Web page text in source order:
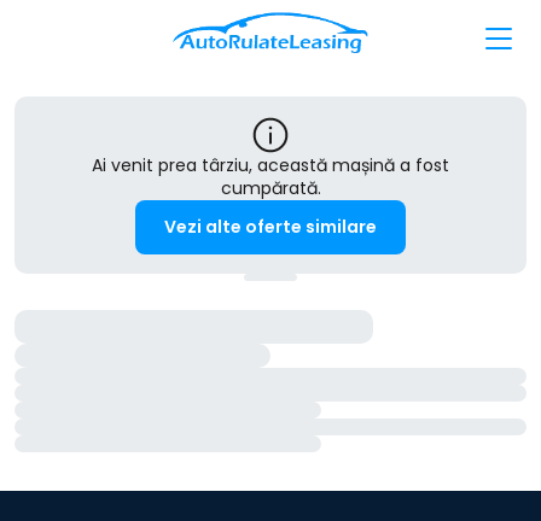
Ai venit prea târziu, această mașină a fost
cumpărată.
Vezi alte oferte similare